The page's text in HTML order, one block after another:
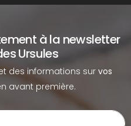
à la newsletter
Ursules
des informations sur vos
avant première.